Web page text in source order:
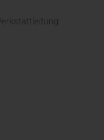
| Werkstattleitung